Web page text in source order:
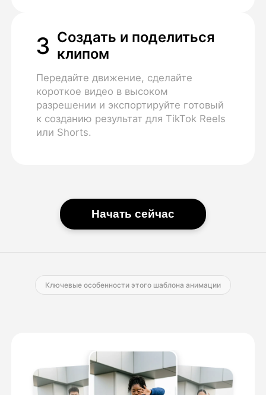
3 Создать и поделиться
клипом
Передайте движение, сделайте
короткое видео в высоком
разрешении и экспортируйте готовый
к созданию результат для TikTok Reels
или Shorts.
Начать сейчас
Ключевые особенности этого шаблона анимации